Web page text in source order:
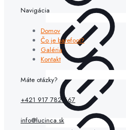
Navigácia
Domov
Čo je barefoot?
Galéria
Kontakt
Máte otázky?
+421 917 782 667
info@lucinca.sk